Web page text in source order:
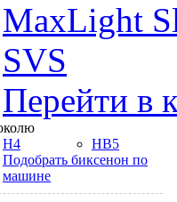
MaxLight
SVS
Перейти в
H4
HB5
Подобрать биксенон по
машине